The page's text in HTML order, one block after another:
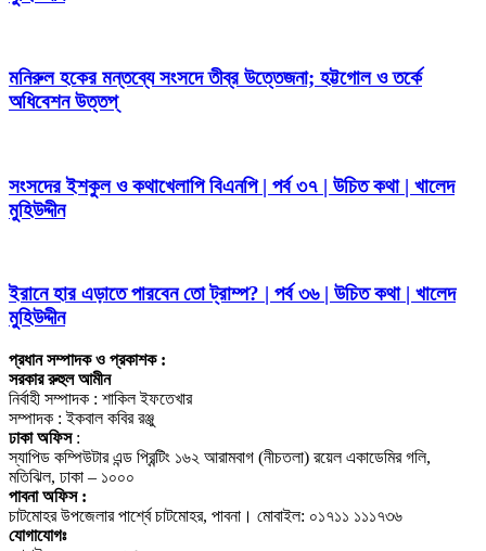
মনিরুল হকের মন্তব্যে সংসদে তীব্র উত্তেজনা; হট্টগোল ও তর্কে
অধিবেশন উত্তপ্
সংসদের ইশকুল ও কথাখেলাপি বিএনপি | পর্ব ৩৭ | উচিত কথা | খালেদ
মুহিউদ্দীন
ইরানে হার এড়াতে পারবেন তো ট্রাম্প? | পর্ব ৩৬ | উচিত কথা | খালেদ
মুহিউদ্দীন
প্রধান সম্পাদক ও প্রকাশক :
সরকার রুহুল আমীন
নির্বাহী সম্পাদক : শাকিল ইফতেখার
সম্পাদক : ইকবাল কবির রঞ্জু
ঢাকা অফিস :
স্যাপিড কম্পিউটার এন্ড প্রিন্টিং ১৬২ আরামবাগ (নীচতলা) রয়েল একাডেমির গলি,
মতিঝিল, ঢাকা – ১০০০
পাবনা অফিস :
চাটমোহর উপজেলার পার্শ্বে চাটমোহর, পাবনা। মোবাইল: ০১৭১১ ১১১৭৩৬
যোগাযোগঃ